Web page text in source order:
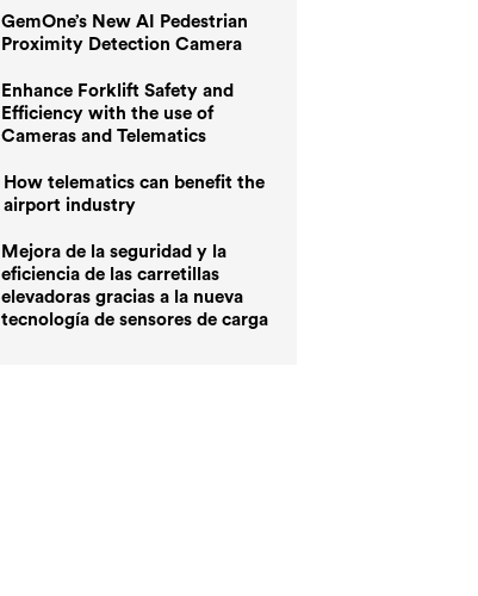
GemOne’s New AI Pedestrian
Proximity Detection Camera
Enhance Forklift Safety and
Efficiency with the use of
Cameras and Telematics
How telematics can benefit the
airport industry
Mejora de la seguridad y la
eficiencia de las carretillas
elevadoras gracias a la nueva
tecnología de sensores de carga